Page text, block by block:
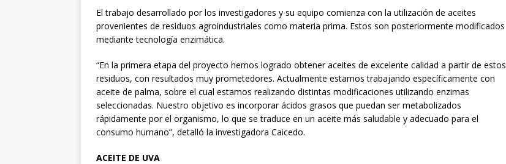
El trabajo desarrollado por los investigadores y su equipo comienza con la utilización de aceites
provenientes de residuos agroindustriales como materia prima. Estos son posteriormente modificados
mediante tecnología enzimática.
“En la primera etapa del proyecto hemos logrado obtener aceites de excelente calidad a partir de estos
residuos, con resultados muy prometedores. Actualmente estamos trabajando específicamente con
aceite de palma, sobre el cual estamos realizando distintas modificaciones utilizando enzimas
seleccionadas. Nuestro objetivo es incorporar ácidos grasos que puedan ser metabolizados
rápidamente por el organismo, lo que se traduce en un aceite más saludable y adecuado para el
consumo humano”, detalló la investigadora Caicedo.
ACEITE DE UVA